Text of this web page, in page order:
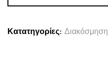
ARKEN
ΓΚΡΙ
Κατατηγορίες: Διακόσμηση